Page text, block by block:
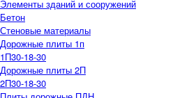
Элементы зданий и сооружений
Бетон
Стеновые материалы
Дорожные плиты 1п
1П30-18-30
Дорожные плиты 2П
2П30-18-30